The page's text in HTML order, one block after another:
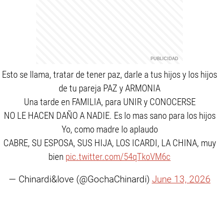
Esto se llama, tratar de tener paz, darle a tus hijos y los hijos
de tu pareja PAZ y ARMONIA
Una tarde en FAMILIA, para UNIR y CONOCERSE
NO LE HACEN DAÑO A NADIE. Es lo mas sano para los hijos
Yo, como madre lo aplaudo
CABRE, SU ESPOSA, SUS HIJA, LOS ICARDI, LA CHINA, muy
bien pic.twitter.com/54qTkoVM6c
— Chinardi&love (@GochaChinardi) June 13, 2026